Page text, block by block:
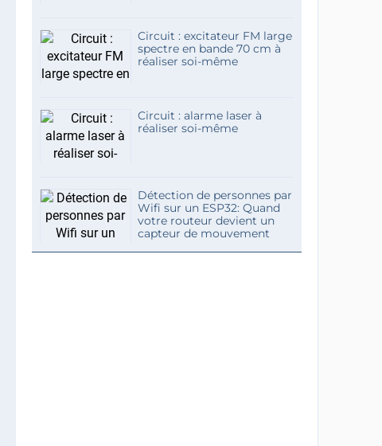
Circuit : excitateur FM large
spectre en bande 70 cm à
réaliser soi-même
Circuit : alarme laser à
réaliser soi-même
Détection de personnes par
Wifi sur un ESP32: Quand
votre routeur devient un
capteur de mouvement